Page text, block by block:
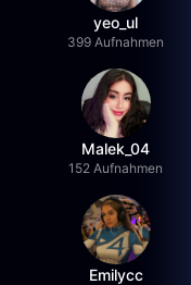
yeo_ul
399 Aufnahmen
Malek_04
152 Aufnahmen
Emilycc